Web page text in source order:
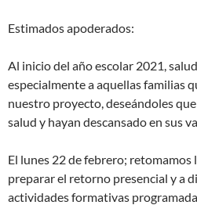
Estimados apoderados:
Al inicio del año escolar 2021,
especialmente a aquellas familias
nuestro proyecto, deseándoles
salud y hayan descansado en sus
El lunes 22 de febrero; retomamos
preparar el retorno presencial y a
actividades formativas